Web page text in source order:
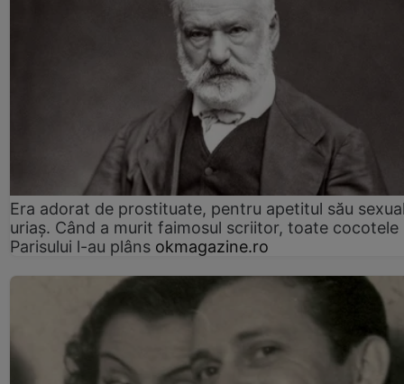
Era adorat de prostituate, pentru apetitul său
uriaș. Când a murit faimosul scriitor, toate cocotele
Parisului l-au plâns okmagazine.ro